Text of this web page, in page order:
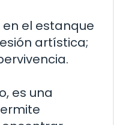
el estanque
artística;
es una